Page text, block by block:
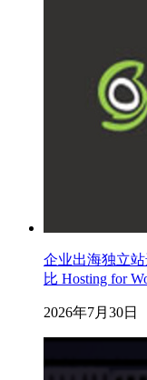
企业出海独立站
比 Hosting for
2026年7月30日